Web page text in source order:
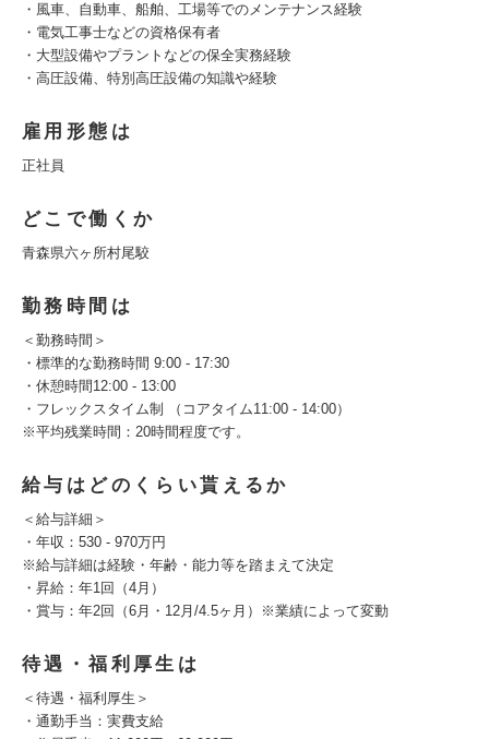
・風車、自動車、船舶、工場等でのメンテナンス経験
・電気工事士などの資格保有者
・大型設備やプラントなどの保全実務経験
・高圧設備、特別高圧設備の知識や経験
雇用形態は
正社員
どこで働くか
青森県六ヶ所村尾駮
勤務時間は
＜勤務時間＞
・標準的な勤務時間 9:00 - 17:30
・休憩時間12:00 - 13:00
・フレックスタイム制 （コアタイム11:00 - 14:00）
※平均残業時間：20時間程度です。
給与はどのくらい貰えるか
＜給与詳細＞
・年収：530 - 970万円
※給与詳細は経験・年齢・能力等を踏まえて決定
・昇給：年1回（4月）
・賞与：年2回（6月・12月/4.5ヶ月）※業績によって変動
待遇・福利厚生は
＜待遇・福利厚生＞
・通勤手当：実費支給